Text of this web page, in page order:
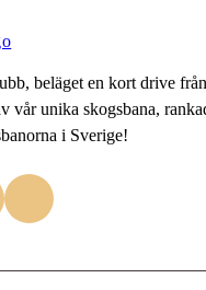
beläget en kort drive från
vår unika skogsbana,
i Sverige!